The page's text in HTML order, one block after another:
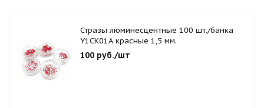
Стразы люминесцентные 100 шт./банка
Y1CK01A красные 1,5 мм.
100 руб./шт